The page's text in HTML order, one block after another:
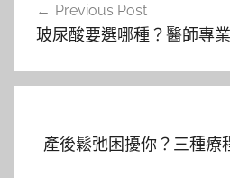
章
覽
Previous Post
玻尿酸要選哪種？醫師專
產後鬆弛困擾你？三種療